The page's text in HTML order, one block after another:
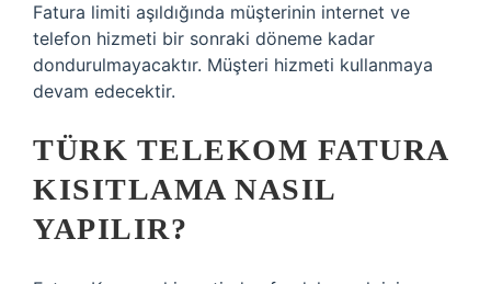
Fatura limiti aşıldığında müşterinin internet ve
telefon hizmeti bir sonraki döneme kadar
dondurulmayacaktır. Müşteri hizmeti kullanmaya
devam edecektir.
TÜRK TELEKOM FATURA
KISITLAMA NASIL
YAPILIR?